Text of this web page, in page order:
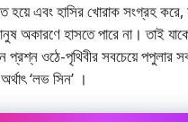
হয়ে এবং হাসির খোরাক সংগ্রহ
হাসতে পারে না। তাই যাকে
ওঠে-পৃথিবীর সবচেয়ে পপুলার
‘লভ সিন’ ।